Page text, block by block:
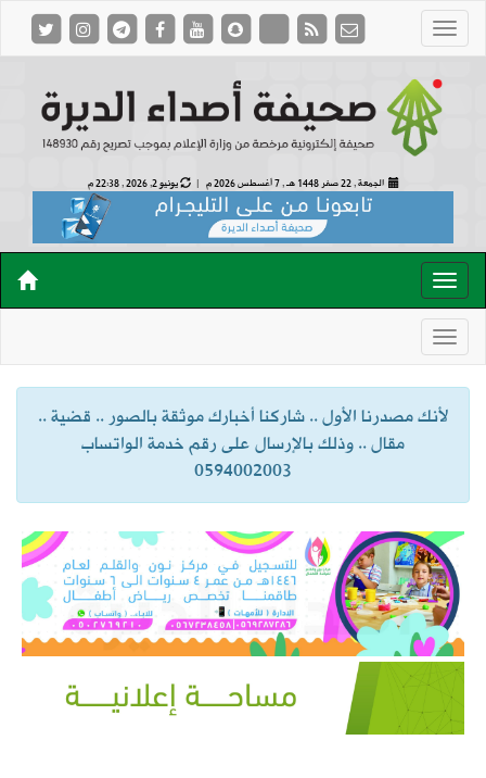
الجمعة , 22 صفر 1448 هـ , 7 أغسطس 2026 م | يونيو 2, 2026 , 22:38 م
لأنك مصدرنا الأول .. شاركنا أخبارك موثقة بالصور .. قضية ..
مقال .. وذلك بالإرسال على رقم خدمة الواتساب
0594002003